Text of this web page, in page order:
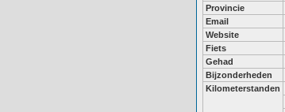
Provincie
Email
Website
Fiets
Gehad
Bijzonderheden
Kilometerstanden